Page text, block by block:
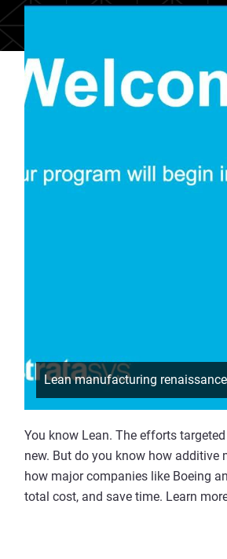
Lean manufacturing
You know Lean. The efforts
new. But do you know how
how major companies like Boeing
total cost, and save time. Learn